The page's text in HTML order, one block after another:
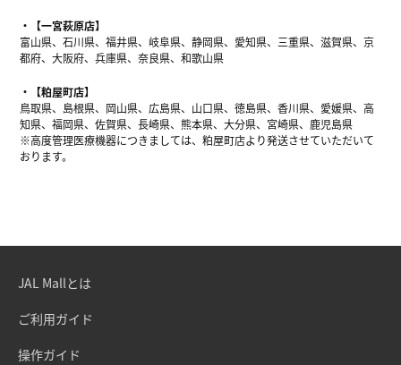
【一宮萩原店】
富山県、石川県、福井県、岐阜県、静岡県、愛知県、三重県、滋賀県、京
都府、大阪府、兵庫県、奈良県、和歌山県
【粕屋町店】
鳥取県、島根県、岡山県、広島県、山口県、徳島県、香川県、愛媛県、高
知県、福岡県、佐賀県、長崎県、熊本県、大分県、宮崎県、鹿児島県
※高度管理医療機器につきましては、粕屋町店より発送させていただいて
おります。
JAL Mallとは
ご利用ガイド
操作ガイド